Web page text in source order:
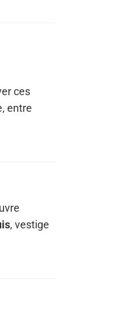
ces
entre
, vestige